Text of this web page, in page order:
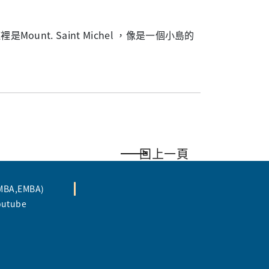
是Mount. Saint Michel ，像是一個小島的
回上一頁